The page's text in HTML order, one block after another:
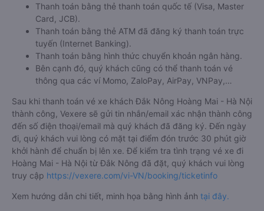
Thanh toán bằng thẻ thanh toán quốc tế (Visa, Master
Card, JCB).
Thanh toán bằng thẻ ATM đã đăng ký thanh toán trực
tuyến (Internet Banking).
Thanh toán bằng hình thức chuyển khoản ngân hàng.
Bên cạnh đó, quý khách cũng có thể thanh toán vé
thông qua các ví Momo, ZaloPay, AirPay, VNPay,…
Sau khi thanh toán vé xe khách Đắk Nông Hoàng Mai - Hà Nội
thành công, Vexere sẽ gửi tin nhắn/email xác nhận thành công
đến số điện thoại/email mà quý khách đã đăng ký. Đến ngày
đi, quý khách vui lòng có mặt tại điểm đón trước 30 phút giờ
khởi hành để chuẩn bị lên xe. Để kiểm tra tình trạng vé xe đi
Hoàng Mai - Hà Nội từ Đắk Nông đã đặt, quý khách vui lòng
truy cập https://vexere.com/vi-VN/booking/ticketinfo
Xem hướng dẫn chi tiết, minh họa bằng hình ảnh tại đây.